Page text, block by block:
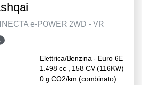
e-POWER 2WD - VR
Elettrica/Benzina - Euro 6E
1.498 cc , 158 CV (116KW)
0 g CO2/km (combinato)